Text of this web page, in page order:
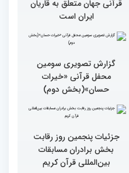
۶۰ درصد مقام‌های مسابقات
قرآنی جهان متعلق به قاریان
ایران است
گزارش تصویری سومین
محفل قرآنی «خیرات
حسان»(بخش دوم)